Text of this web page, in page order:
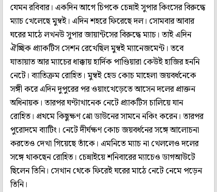
যেমন রবিবার। একদিন আগে চিপকে চেন্নাই সুপার কিংসের বিরুদ্ধে
ম্যাচ খেলেছে মুম্বই। এদিন শহরে ফিরেছে দল। সোমবার আবার
ঘরের মাঠে লখনউ সুপার জায়ান্টসের বিরুদ্ধে ম্যাচ। তাই এদিন
ঐচ্ছিক প্র্যাকটিস সেশন রেখেছিল মুম্বই ম্যানেজমেন্ট। তবে
যাতায়াত আর ম্যাচের ধাক্কায় হার্দিক পাণ্ডিয়ারা কেউই হাজির হননি
নেটে। ব্যাতিক্রম রোহিত। মুম্বই হেড কোচ মাহেলা জয়বর্ধনেকে
সঙ্গী করে এদিন দুপুরের পর ওয়াংখেড়েতে আসেন দলের প্রাক্তন
অধিনায়ক। তারপর ঘণ্টাখানেক নেটে প্র্যাকটিস চালিয়ে যান
রোহিত। প্রথমে কিছুক্ষণ থ্রো ডাউনের সামনে নকিং করেন। তারপর
পুরোদমে ব্যাটিং। নেটে দীর্ঘক্ষণ কোচ জয়বর্ধনের সঙ্গে আলোচনা
করতেও দেখা গিয়েছে তাঁকে। এমনিতে ম্যাচ না খেললেও দলের
সঙ্গে থাকছেন রোহিত। চেন্নাইয়ে শনিবারের ম্যাচেও ডাগআউটে
ছিলেন তিনি। সেখান থেকে ফিরেই ঘরের মাঠে নেটে নেমে পড়েন
তিনি।